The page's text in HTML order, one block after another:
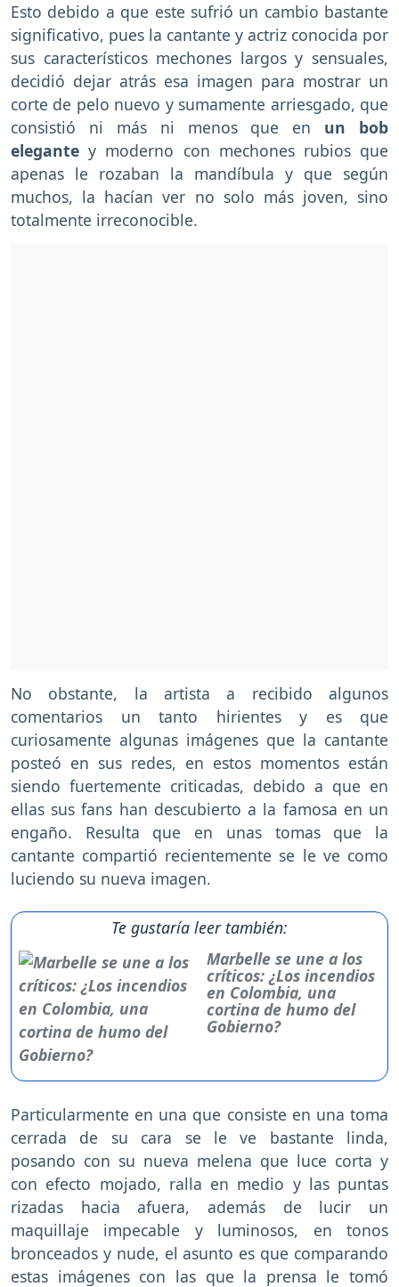
Esto debido a que este sufrió un cambio bastante
significativo, pues la cantante y actriz conocida por
sus característicos mechones largos y sensuales,
decidió dejar atrás esa imagen para mostrar un
corte de pelo nuevo y sumamente arriesgado, que
consistió ni más ni menos que en un bob
elegante y moderno con mechones rubios que
apenas le rozaban la mandíbula y que según
muchos, la hacían ver no solo más joven, sino
totalmente irreconocible.
No obstante, la artista a recibido algunos
comentarios un tanto hirientes y es que
curiosamente algunas imágenes que la cantante
posteó en sus redes, en estos momentos están
siendo fuertemente criticadas, debido a que en
ellas sus fans han descubierto a la famosa en un
engaño. Resulta que en unas tomas que la
cantante compartió recientemente se le ve como
luciendo su nueva imagen.
Te gustaría leer también:
Marbelle se une a los
críticos: ¿Los incendios
en Colombia, una
cortina de humo del
Gobierno?
Particularmente en una que consiste en una toma
cerrada de su cara se le ve bastante linda,
posando con su nueva melena que luce corta y
con efecto mojado, ralla en medio y las puntas
rizadas hacia afuera, además de lucir un
maquillaje impecable y luminosos, en tonos
bronceados y nude, el asunto es que comparando
estas imágenes con las que la prensa le tomó